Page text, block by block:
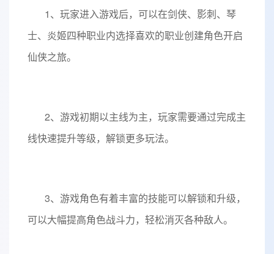
1、玩家进入游戏后，可以在剑侠、影刺、琴
士、炎姬四种职业内选择喜欢的职业创建角色开启
仙侠之旅。
2、游戏初期以主线为主，玩家需要通过完成主
线快速提升等级，解锁更多玩法。
3、游戏角色有着丰富的技能可以解锁和升级，
可以大幅提高角色战斗力，轻松消灭各种敌人。